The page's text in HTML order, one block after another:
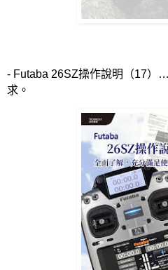
- Futaba 26SZ操作說明（17）…
求。